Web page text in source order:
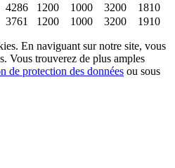
4286 1200 1000 3200
1810
3761 1200 1000 3200 1910
En naviguant sur notre site, vous
Vous trouverez de plus amples
de protection des données ou sous